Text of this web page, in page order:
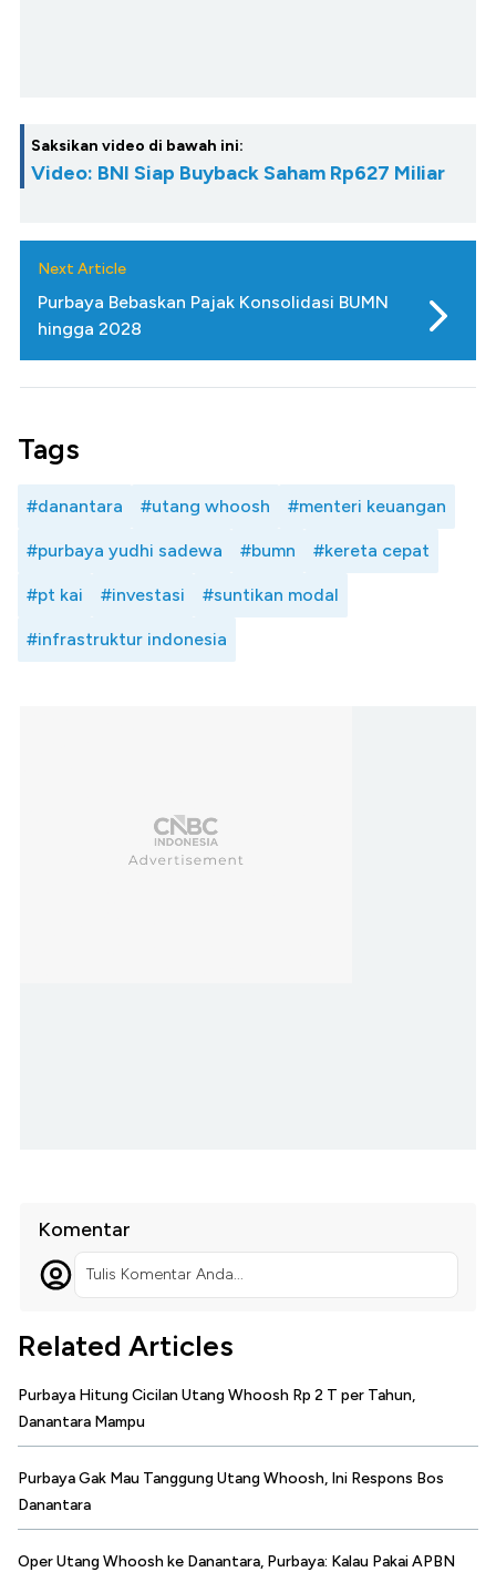
Saksikan video di bawah ini:
Video: BNI Siap Buyback Saham Rp627 Miliar
Next Article
Purbaya Bebaskan Pajak Konsolidasi BUMN
hingga 2028
Tags
#danantara #utang whoosh #menteri keuangan
#purbaya yudhi sadewa #bumn #kereta cepat
#pt kai #investasi #suntikan modal
#infrastruktur indonesia
Komentar
Tulis Komentar Anda...
Related Articles
Purbaya Hitung Cicilan Utang Whoosh Rp 2 T per Tahun,
Danantara Mampu
Purbaya Gak Mau Tanggung Utang Whoosh, Ini Respons Bos
Danantara
Oper Utang Whoosh ke Danantara, Purbaya: Kalau Pakai APBN